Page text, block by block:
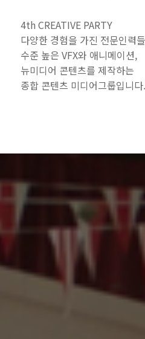
4th CREATIVE PARTY
다양한 경험을 가진 전문인력
수준 높은 VFX와 애니메이션,
뉴미디어 콘텐츠를 제작하는
종합 콘텐츠 미디어그룹입니다.